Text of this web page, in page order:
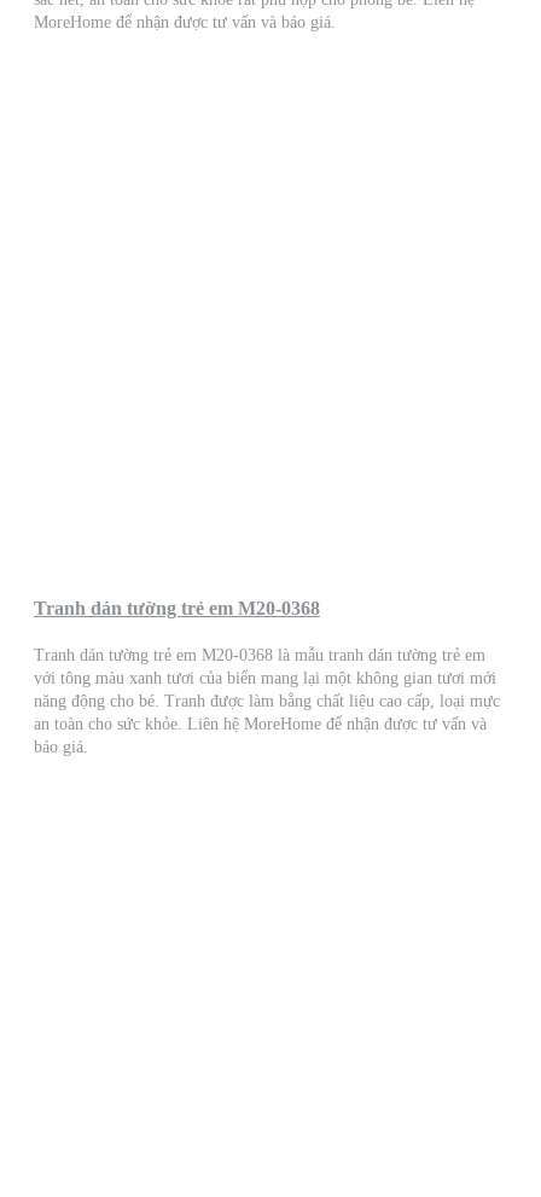
MoreHome để nhận được tư vấn và báo giá.
Tranh dán tường trẻ em M20-0368
Tranh dán tường trẻ em M20-0368 là mẫu tranh dán tường trẻ em
với tông màu xanh tươi của biển mang lại một không gian tươi mới
năng động cho bé. Tranh được làm bằng chất liệu cao cấp, loại mực
an toàn cho sức khỏe. Liên hệ MoreHome để nhận được tư vấn và
báo giá.